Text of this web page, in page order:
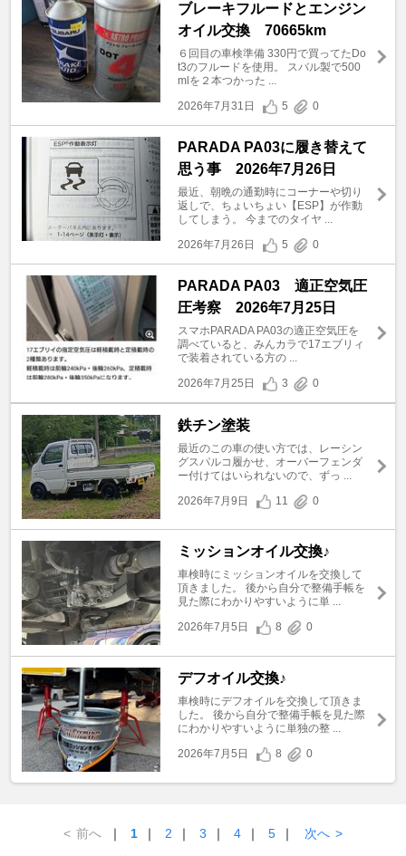
ブレーキフルードとエンジン
オイル交換 70665km
６回目の車検準備 330円で買ってたDo
t3のフルードを使用。 スバル製で500
mlを２本つかった ...
2026年7月31日
5 0
PARADA PA03に履き替えて
思う事 2026年7月26日
最近、朝晩の通勤時にコーナーや切り
返しで、ちょいちょい【ESP】が作動
してしまう。 今までのタイヤ ...
2026年7月26日
5 0
PARADA PA03 適正空気圧
圧考察 2026年7月25日
スマホPARADA PA03の適正空気圧を
調べていると、みんカラで17エブリィ
で装着されている方の ...
2026年7月25日
3 0
鉄チン塗装
最近のこの車の使い方では、レーシン
グスパルコ履かせ、オーバーフェンダ
ー付けてはいられないので、ずっ ...
2026年7月9日
11 0
ミッションオイル交換♪
車検時にミッションオイルを交換して
頂きました。 後から自分で整備手帳を
見た際にわかりやすいように単 ...
2026年7月5日
8 0
デフオイル交換♪
車検時にデフオイルを交換して頂きま
した。 後から自分で整備手帳を見た際
にわかりやすいように単独の整 ...
2026年7月5日
8 0
< 前へ ｜ 1 ｜ 2 ｜ 3 ｜ 4 ｜ 5 ｜ 次へ >